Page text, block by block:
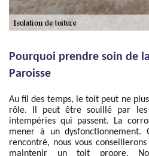
Pourquoi prendre soin de
Paroisse
Au fil des temps, le toit peut ne
rôle. Il peut être souillé par
intempéries qui passent. La
mener à un
rencontré, nous vous
maintenir un toit propre.